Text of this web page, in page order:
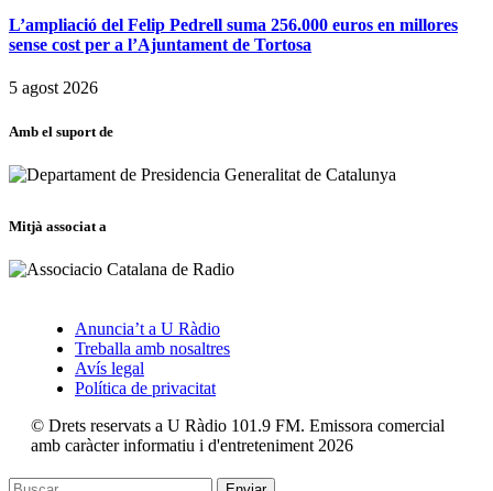
L’ampliació del Felip Pedrell suma 256.000 euros en millores
sense cost per a l’Ajuntament de Tortosa
5 agost 2026
Amb el suport de
Mitjà associat a
Anuncia’t a U Ràdio
Treballa amb nosaltres
Avís legal
Política de privacitat
© Drets reservats a U Ràdio 101.9 FM. Emissora comercial
amb caràcter informatiu i d'entreteniment 2026